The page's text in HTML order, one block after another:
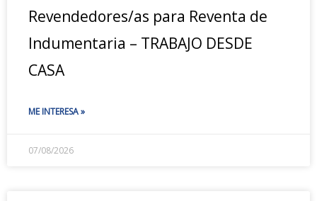
Revendedores/as para Reventa de
Indumentaria – TRABAJO DESDE
CASA
ME INTERESA »
07/08/2026